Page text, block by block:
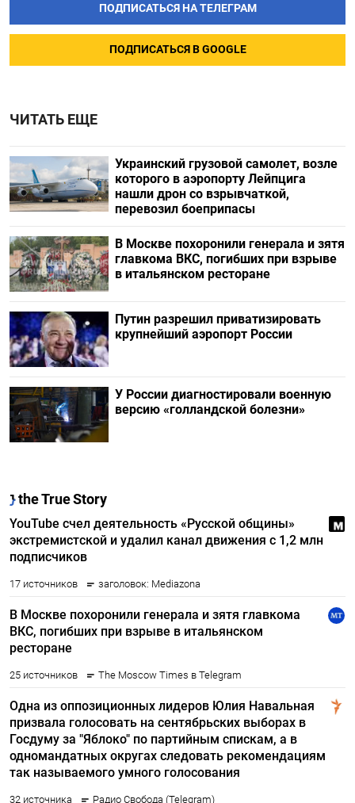
ПОДПИСАТЬСЯ НА ТЕЛЕГРАМ
ПОДПИСАТЬСЯ В GOOGLE
ЧИТАТЬ ЕЩЕ
Украинский грузовой самолет, возле
которого в аэропорту Лейпцига
нашли дрон со взрывчаткой,
перевозил боеприпасы
В Москве похоронили генерала и зятя
главкома ВКС, погибших при взрыве
в итальянском ресторане
Путин разрешил приватизировать
крупнейший аэропорт России
У России диагностировали военную
версию «голландской болезни»